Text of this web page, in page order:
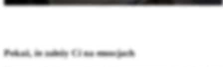
Pokaż, że zależy Ci na emocjach